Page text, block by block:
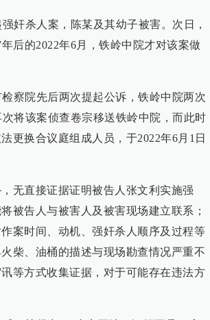
奸杀人案，陈某及其幼子被害。次日，
后的2022年6月，铁岭中院才对该案做
察院先后两次提起公诉，铁岭中院两次
将该案侦查卷宗移送铁岭中院，而此时
更换合议庭组成人员，于2022年6月1日
无直接证据证明被告人张文利实施强
被告人与被害人及被害现场建立联系；
案时间、动机、强奸杀人顺序及过程等
柴、油桶的描述与现场勘查情况严重不
等方式收集证据，对于可能存在违法方